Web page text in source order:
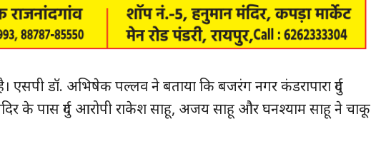
डॉ. अभिषेक पल्लव ने बताया कि बजरंग नगर कंडरापारा दुर्ग
के पास दुर्ग आरोपी राकेश साहू, अजय साहू और घनश्याम साहू ने चाकू